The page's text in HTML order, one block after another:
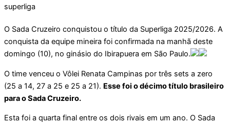
O Sada Cruzeiro conquistou o título da Superliga 2025/2026. A
conquista da equipe mineira foi confirmada na manhã deste
domingo (10), no ginásio do Ibirapuera em São Paulo.
O time venceu o Vôlei Renata Campinas por três sets a zero
(25 a 14, 27 a 25 e 25 a 21). Esse foi o décimo título brasileiro
para o Sada Cruzeiro.
Esta foi a quarta final entre os dois rivais em um ano. O Sada